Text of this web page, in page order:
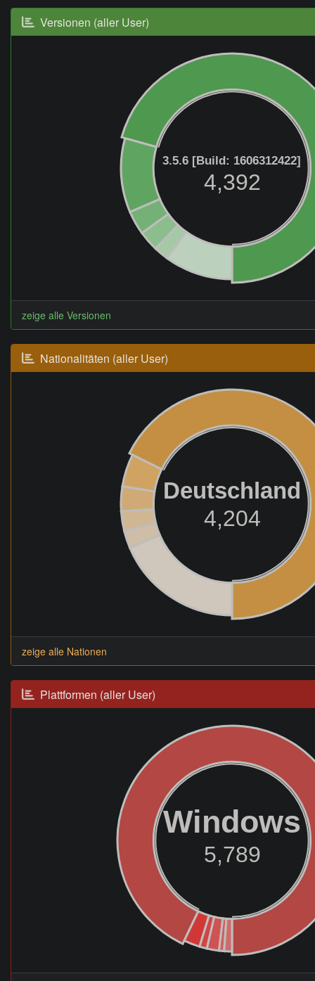
Versionen (aller User)
3.5.6 [Build: 1606312422]
4,392
zeige alle Versionen
Nationalitäten (aller User)
Deutschland
4,204
zeige alle Nationen
Plattformen (aller User)
Windows
5,789